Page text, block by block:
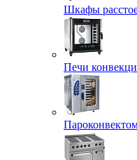
Шкафы
Печи